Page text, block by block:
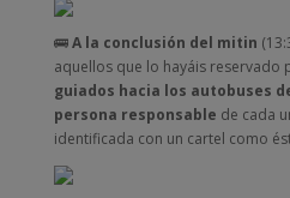
🚌A la conclusión del mitin
aquellos que lo hayáis reservado
guiados hacia los autobuses
persona responsable de cada
identificada con un cartel como